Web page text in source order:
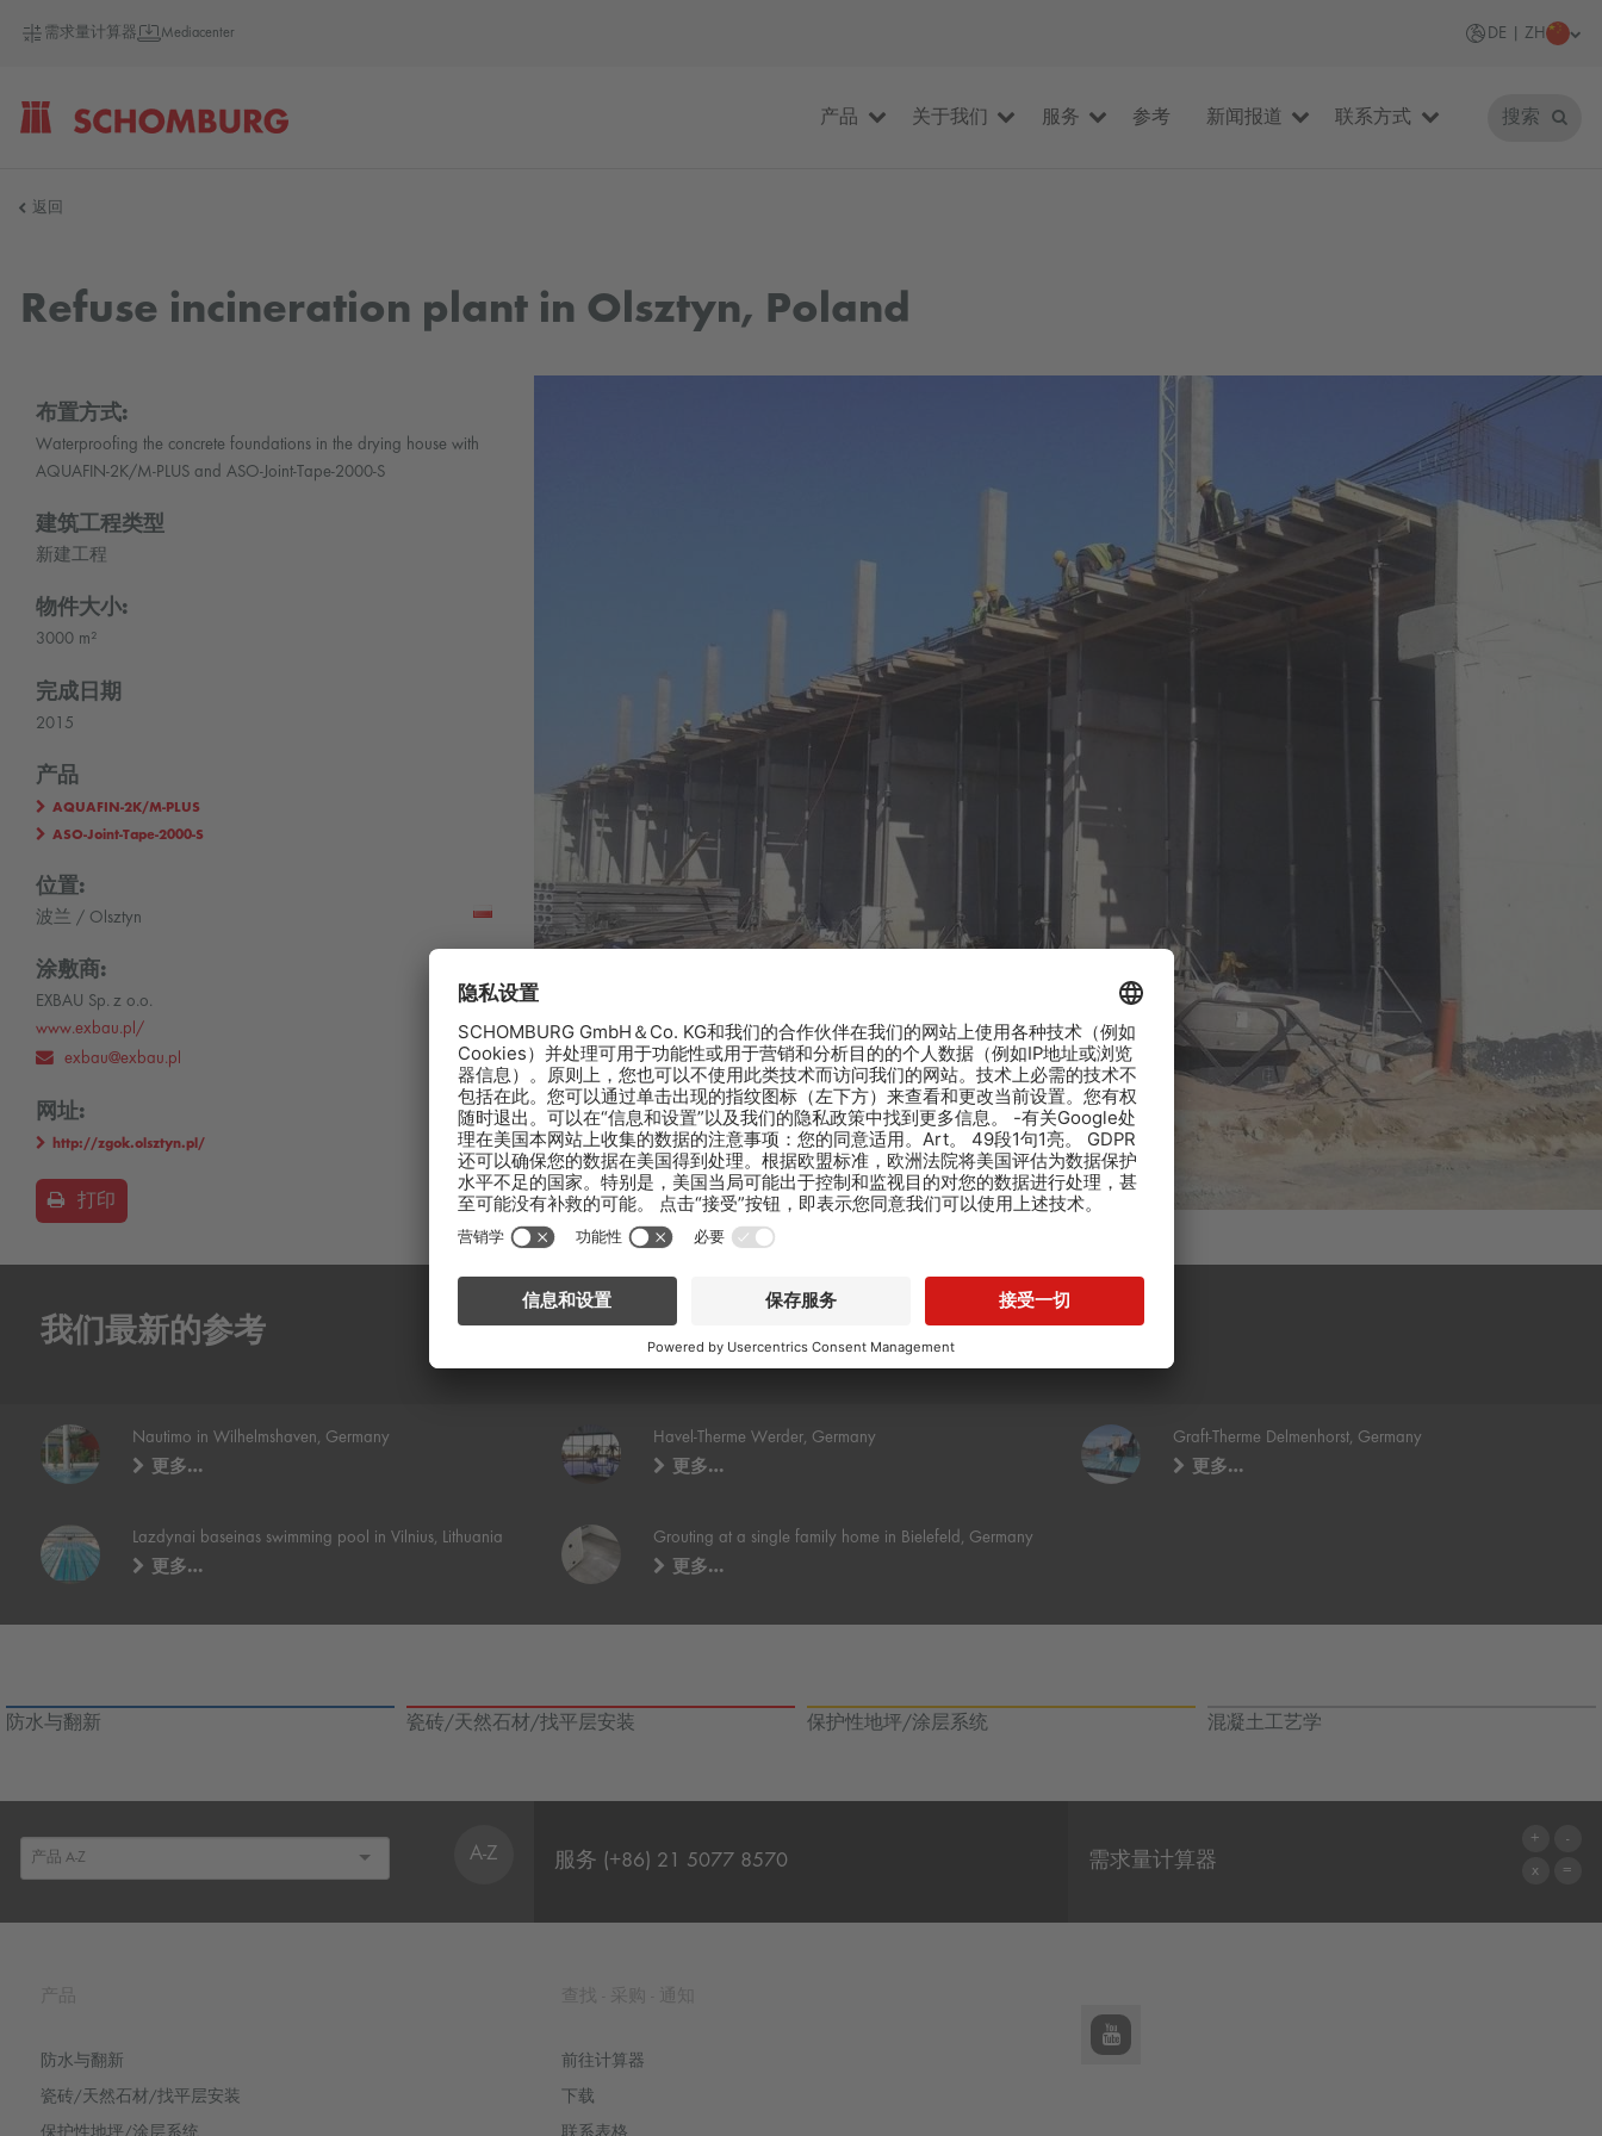
需求量计算器 Mediacenter DE | ZH
产品 关于我们 服务 参考 新闻报道 联系方式 搜索
返回
Refuse incineration plant in Olsztyn, Poland
布置方式:
Waterproofing the concrete foundations in the drying house with
AQUAFIN-2K/M-PLUS and ASO-Joint-Tape-2000-S
建筑工程类型
新建工程
物件大小:
3000 m²
完成日期
2015
产品
AQUAFIN-2K/M-PLUS
ASO-Joint-Tape-2000-S
位置:
波兰 / Olsztyn
涂敷商:
EXBAU Sp. z o.o.
www.exbau.pl/
exbau@exbau.pl
网址:
http://zgok.olsztyn.pl/
打印
我们最新的参考
Nautimo in Wilhelmshaven, Germany
更多…
Havel-Therme Werder, Germany
更多…
Graft-Therme Delmenhorst, Germany
更多…
Lazdynai baseinas swimming pool in Vilnius, Lithuania
更多…
Grouting at a single family home in Bielefeld, Germany
更多…
防水与翻新 瓷砖/天然石材/找平层安装 保护性地坪/涂层系统 混凝土工艺学
A-Z 服务 (+86) 21 5077 8570 需求量计算器
防水与翻新
瓷砖/天然石材/找平层安装
前往计算器
下载